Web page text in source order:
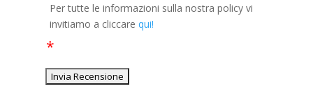
Per tutte le informazioni sulla nostra policy vi
invitiamo a cliccare qui!